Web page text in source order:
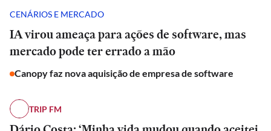
CENÁRIOS E MERCADO
IA virou ameaça para ações de software, mas
mercado pode ter errado a mão
Canopy faz nova aquisição de empresa de software
TRIP FM